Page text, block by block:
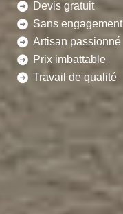
Devis gratuit
Sans engagement
Artisan passionné
Prix imbattable
Travail de qualité